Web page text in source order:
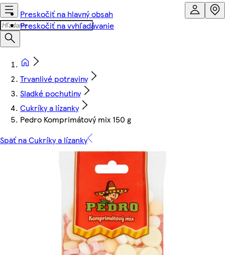
Preskočiť na hlavný obsah
Preskočiť na vyhľadávanie
Trvanlivé potraviny
Sladké pochutiny
Cukríky a lízanky
Pedro Komprimátový mix 150 g
Späť na Cukríky a lízanky